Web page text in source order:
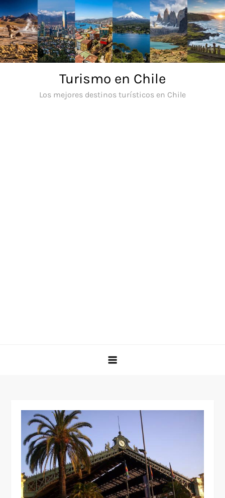
Saltar
al
contenido
Turismo en Chile
Los mejores destinos turísticos en Chile